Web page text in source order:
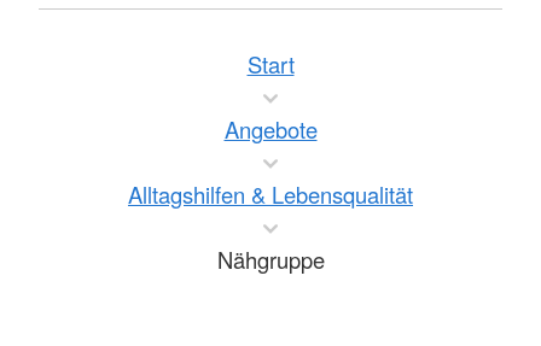
Start
Angebote
Alltagshilfen & Lebensqualität
Nähgruppe